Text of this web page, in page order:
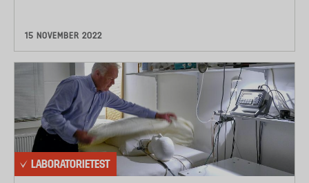
15 NOVEMBER 2022
LABORATORIETEST